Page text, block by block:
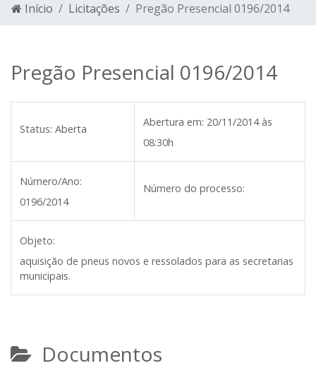
Início Licitações Pregão Presencial 0196/2014
Pregão Presencial 0196/2014
Status: Aberta
Abertura em: 20/11/2014 às
08:30h
Número/Ano:
0196/2014
Número do processo:
Objeto:
aquisição de pneus novos e ressolados para as secretarias
municipais.
Documentos